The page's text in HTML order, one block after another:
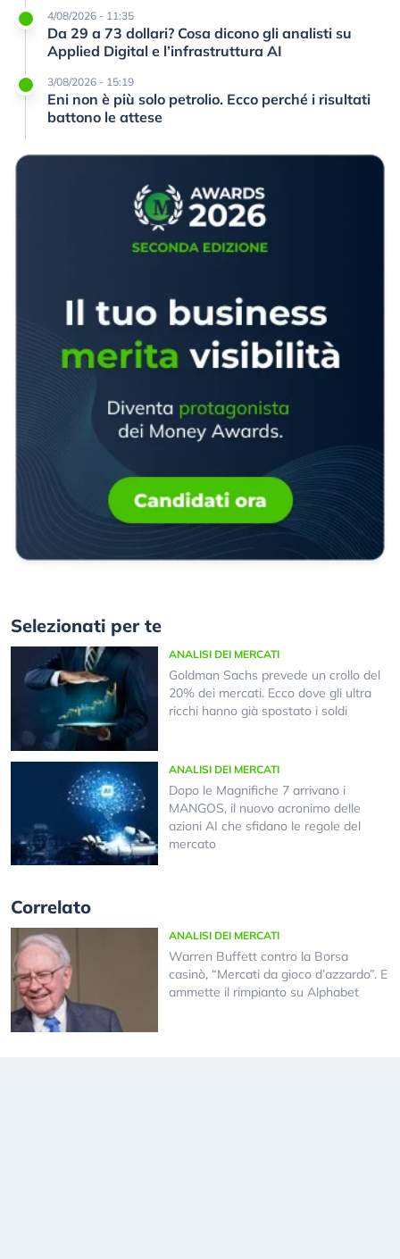
4/08/2026 - 11:35
Da 29 a 73 dollari? Cosa dicono gli analisti su
Applied Digital e l’infrastruttura AI
3/08/2026 - 15:19
Eni non è più solo petrolio. Ecco perché i risultati
battono le attese
Selezionati per te
ANALISI DEI MERCATI
Goldman Sachs prevede un crollo del
20% dei mercati. Ecco dove gli ultra
ricchi hanno già spostato i soldi
ANALISI DEI MERCATI
Dopo le Magnifiche 7 arrivano i
MANGOS, il nuovo acronimo delle
azioni AI che sfidano le regole del
mercato
Correlato
ANALISI DEI MERCATI
Warren Buffett contro la Borsa
casinò, “Mercati da gioco d’azzardo”. E
ammette il rimpianto su Alphabet